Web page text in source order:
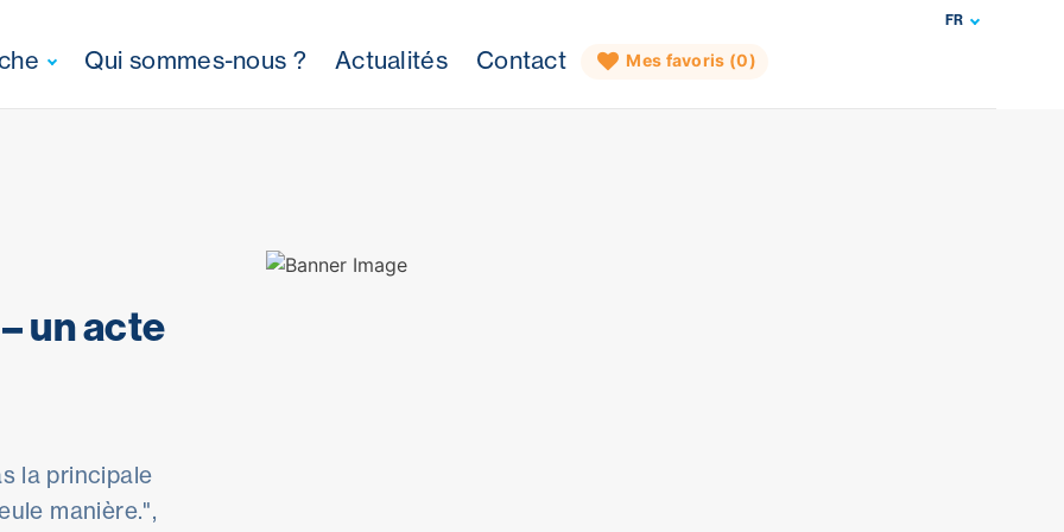
FR
Qui sommes-nous ? Actualités Contact Mes favoris (0)
un acte
la principale
manière.",